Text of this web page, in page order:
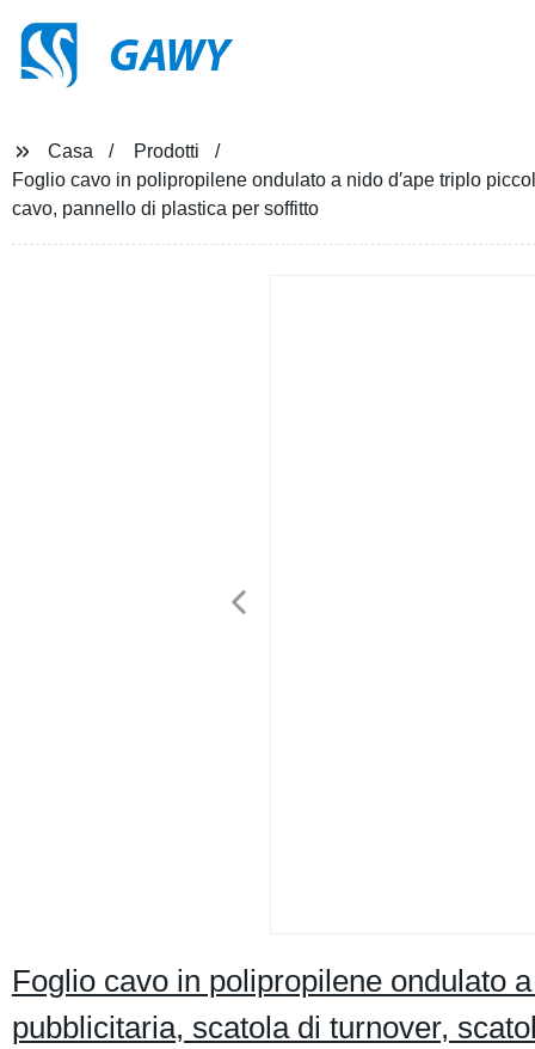
GAWY
Casa
Prodotti
Foglio cavo in polipropilene ondulato a nido d′ape triplo
cavo, pannello di plastica per soffitto
Foglio cavo in polipropilene ondulato
pubblicitaria, scatola di turnover,